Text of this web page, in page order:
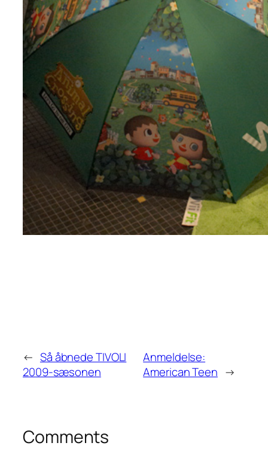
← Så åbnede TIVOLI
2009-sæsonen
Anmeldelse:
American Teen →
Comments